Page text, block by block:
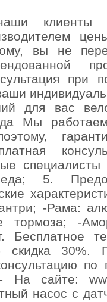
клиенты
вы не
при
для вас
Мы
5.
-Рама:
-
Бесплатное
скидка 30%.
- На сайте:
насос с